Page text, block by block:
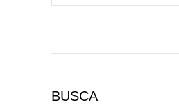
BUSCA